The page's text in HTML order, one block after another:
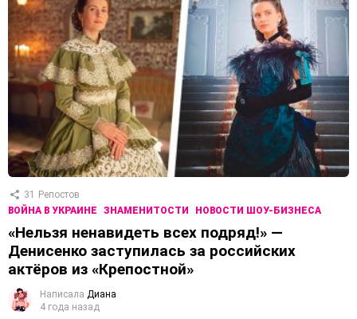
31 Репостов
ВОЙНА В УКРАИНЕ
ЗНАМЕНИТОСТИ НОВОСТИ ШОУ-БИЗНЕСА
«Нельзя ненавидеть всех подряд!» —
Денисенко заступилась за российских
актёров из «Крепостной»
Написала Диана
4 года назад